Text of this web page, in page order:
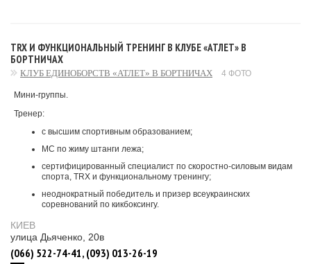
TRX И ФУНКЦИОНАЛЬНЫЙ ТРЕНИНГ В КЛУБЕ «АТЛЕТ» В
БОРТНИЧАХ
КЛУБ ЕДИНОБОРСТВ «АТЛЕТ» В БОРТНИЧАХ 4 ФОТО
Мини-группы.
Тренер:
с высшим спортивным образованием;
МС по жиму штанги лежа;
сертифицированный специалист по скоростно-силовым видам
спорта, TRX и функциональному тренингу;
неоднократный победитель и призер всеукраинских
соревнований по кикбоксингу.
КИЕВ
улица Дьяченко, 20в
(066) 522-74-41, (093) 013-26-19